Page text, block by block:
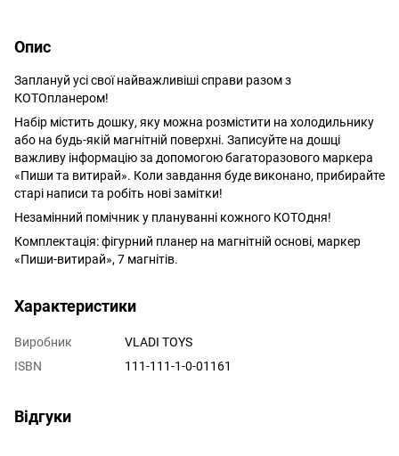
Опис
Заплануй усі свої найважливіші справи разом з
КОТОпланером!
Набір містить дошку, яку можна розмістити на холодильнику
або на будь-якій магнітній поверхні. Записуйте на дошці
важливу інформацію за допомогою багаторазового маркера
«Пиши та витирай». Коли завдання буде виконано, прибирайте
старі написи та робіть нові замітки!
Незамінний помічник у плануванні кожного КОТОдня!
Комплектація: фігурний планер на магнітній основі, маркер
«Пиши-витирай», 7 магнітів.
Характеристики
Виробник
VLADI TOYS
ISBN
111-111-1-0-01161
Відгуки